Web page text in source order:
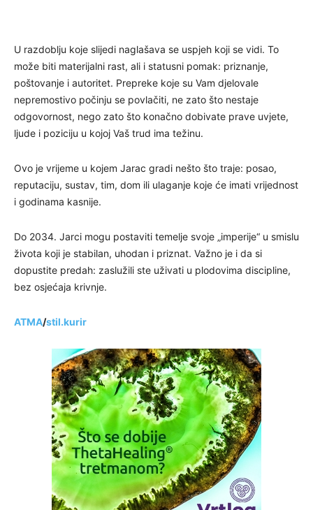
U razdoblju koje slijedi naglašava se uspjeh koji se vidi. To
može biti materijalni rast, ali i statusni pomak: priznanje,
poštovanje i autoritet. Prepreke koje su Vam djelovale
nepremostivo počinju se povlačiti, ne zato što nestaje
odgovornost, nego zato što konačno dobivate prave uvjete,
ljude i poziciju u kojoj Vaš trud ima težinu.
Ovo je vrijeme u kojem Jarac gradi nešto što traje: posao,
reputaciju, sustav, tim, dom ili ulaganje koje će imati vrijednost
i godinama kasnije.
Do 2034. Jarci mogu postaviti temelje svoje „imperije“ u smislu
života koji je stabilan, uhodan i priznat. Važno je i da si
dopustite predah: zaslužili ste uživati u plodovima discipline,
bez osjećaja krivnje.
ATMA/stil.kurir